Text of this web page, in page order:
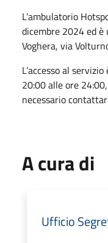
L’ambulatorio
dicembre 2024 ed è
Voghera, via
L’accesso al
20:00 alle ore
necessario
A cura di
Ufficio